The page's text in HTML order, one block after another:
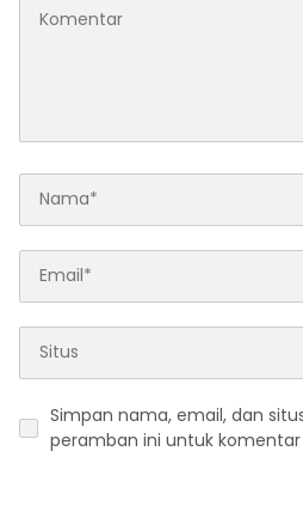
Simpan nama, email, dan
peramban ini untuk